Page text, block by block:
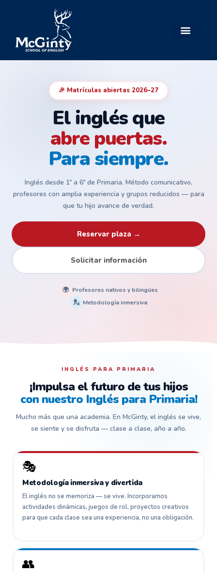
🎉 Matrículas abiertas 2026–27
El inglés que
abre puertas.
Para siempre.
Inglés desde 1º a 6º de Primaria. Método comunicativo,
profesores con amplia experiencia y grupos reducidos — para
que tu hijo avance de verdad.
Reservar plaza →
Solicitar información
🌍 Profesores nativos y bilingües
💂 Metodología inmersiva
INGLÉS PARA PRIMARIA
¡Impulsa el futuro de tus hijos
con nuestro Inglés para Primaria!
Mucho más que una academia. En McGinty, el inglés se vive,
se siente y se disfruta — clase a clase, año a año.
🎭
Metodología inmersiva y divertida
El inglés no se memoriza — se vive. Incorporamos
actividades dinámicas, juegos de rol, proyectos creativos
para que cada clase sea una experiencia, no una obligación.
👥